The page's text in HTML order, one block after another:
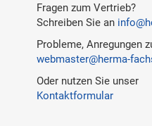
Fragen zum Vertrieb?
Schreiben Sie an
Probleme, Anregungen
webmaster@herma-
Oder nutzen Sie unser
Kontaktformular